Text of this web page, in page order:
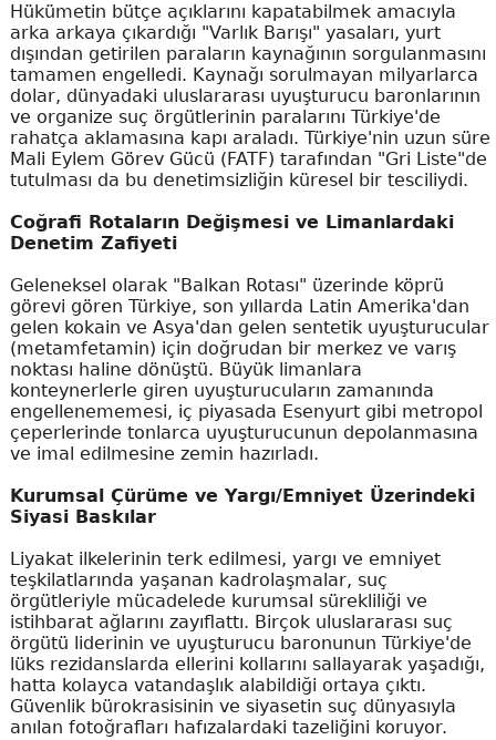
Hükümetin bütçe açıklarını kapatabilmek amacıyla
arka arkaya çıkardığı "Varlık Barışı" yasaları, yurt
dışından getirilen paraların kaynağının sorgulanmasını
tamamen engelledi. Kaynağı sorulmayan milyarlarca
dolar, dünyadaki uluslararası uyuşturucu baronlarının
ve organize suç örgütlerinin paralarını Türkiye'de
rahatça aklamasına kapı araladı. Türkiye'nin uzun süre
Mali Eylem Görev Gücü (FATF) tarafından "Gri Liste"de
tutulması da bu denetimsizliğin küresel bir tesciliydi.
Coğrafi Rotaların Değişmesi ve Limanlardaki
Denetim Zafiyeti
Geleneksel olarak "Balkan Rotası" üzerinde köprü
görevi gören Türkiye, son yıllarda Latin Amerika'dan
gelen kokain ve Asya'dan gelen sentetik uyuşturucular
(metamfetamin) için doğrudan bir merkez ve varış
noktası haline dönüştü. Büyük limanlara
konteynerlerle giren uyuşturucuların zamanında
engellenememesi, iç piyasada Esenyurt gibi metropol
çeperlerinde tonlarca uyuşturucunun depolanmasına
ve imal edilmesine zemin hazırladı.
Kurumsal Çürüme ve Yargı/Emniyet Üzerindeki
Siyasi Baskılar
Liyakat ilkelerinin terk edilmesi, yargı ve emniyet
teşkilatlarında yaşanan kadrolaşmalar, suç
örgütleriyle mücadelede kurumsal sürekliliği ve
istihbarat ağlarını zayıflattı. Birçok uluslararası suç
örgütü liderinin ve uyuşturucu baronunun Türkiye'de
lüks rezidanslarda ellerini kollarını sallayarak yaşadığı,
hatta kolayca vatandaşlık alabildiği ortaya çıktı.
Güvenlik bürokrasisinin ve siyasetin suç dünyasıyla
anılan fotoğrafları hafızalardaki tazeliğini koruyor.